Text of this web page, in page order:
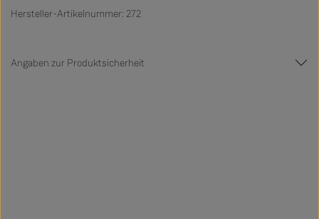
Hersteller-Artikelnummer: 272
Angaben zur Produktsicherheit